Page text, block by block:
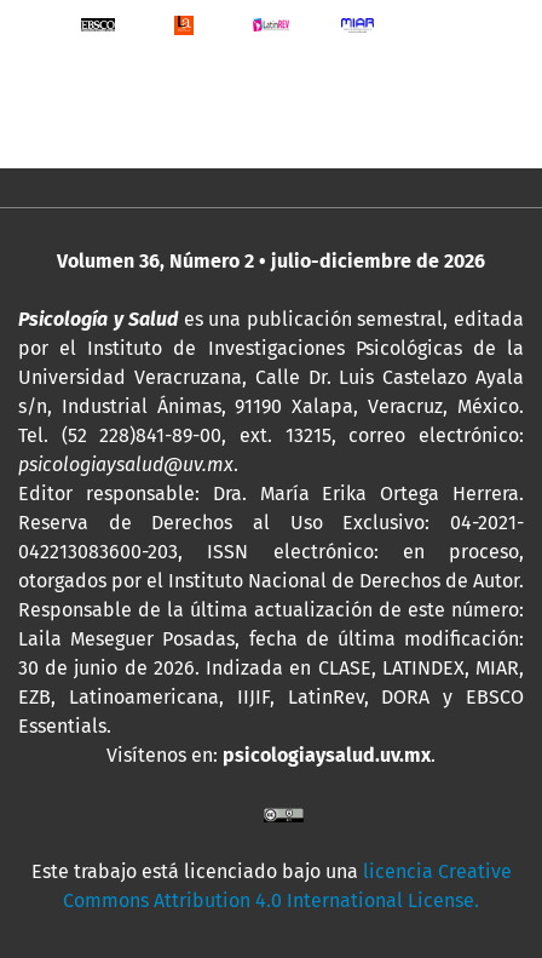
Volumen 36, Número 2 • julio-diciembre de 2026
Psicología y Salud es una publicación semestral, editada
por el Instituto de Investigaciones Psicológicas de la
Universidad Veracruzana, Calle Dr. Luis Castelazo Ayala
s/n, Industrial Ánimas, 91190 Xalapa, Veracruz, México.
Tel. (52 228)841-89-00, ext. 13215, correo electrónico:
psicologiaysalud@uv.mx.
Editor responsable: Dra. María Erika Ortega Herrera.
Reserva de Derechos al Uso Exclusivo: 04-2021-
042213083600-203, ISSN electrónico: en proceso,
otorgados por el Instituto Nacional de Derechos de Autor.
Responsable de la última actualización de este número:
Laila Meseguer Posadas, fecha de última modificación:
30 de junio de 2026. Indizada en CLASE, LATINDEX, MIAR,
EZB, Latinoamericana, IIJIF, LatinRev, DORA y EBSCO
Essentials.
Visítenos en: psicologiaysalud.uv.mx.
Este trabajo está licenciado bajo una licencia Creative
Commons Attribution 4.0 International License.